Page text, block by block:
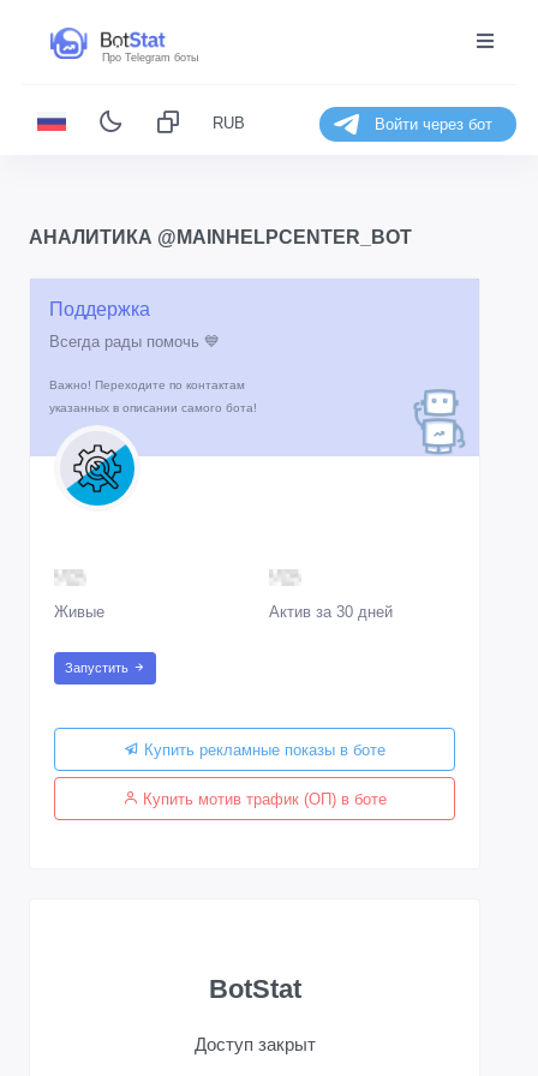
Про Telegram боты
RUB Войти через бот
АНАЛИТИКА @MAINHELPCENTER_BOT
Поддержка
Всегда рады помочь 💙
Важно! Переходите по контактам
указанных в описании самого бота!
Живые Актив за 30 дней
Запустить
Купить рекламные показы в боте
Купить мотив трафик (ОП) в боте
BotStat
Доступ закрыт